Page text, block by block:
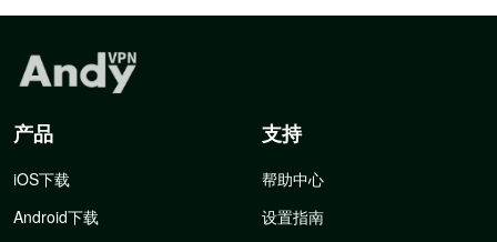
产品
iOS下载
Android下载
支持
帮助中心
设置指南